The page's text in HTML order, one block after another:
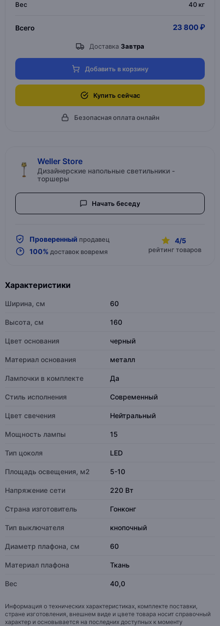
Вес
40 кг
Всего 23 800 ₽
Доставка Завтра
Добавить в корзину
Купить сейчас
Безопасная оплата онлайн
Weller Store
Дизайнерские напольные светильники -
торшеры
Начать беседу
Проверенный продавец
100% доставок вовремя
4/5
рейтинг товаров
Характеристики
Ширина, см 60
Высота, см 160
Цвет основания черный
Материал основания металл
Лампочки в комплекте Да
Стиль исполнения Современный
Цвет свечения Нейтральный
Мощность лампы 15
Тип цоколя LED
Площадь освещения, м2 5-10
Напряжение сети 220 Вт
Страна изготовитель Гонконг
Тип выключателя кнопочный
Диаметр плафона, см 60
Материал плафона Ткань
Вес 40,0
Информация о технических характеристиках, комплекте поставки,
стране изготовления, внешнем виде и цвете товара носит справочный
характер и основывается на последних доступных к моменту